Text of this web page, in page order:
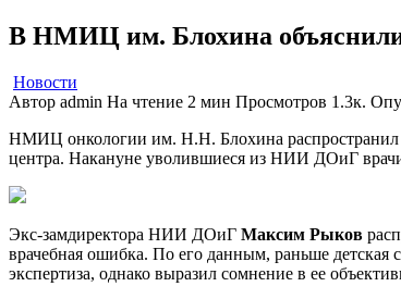
В НМИЦ им. Блохина объяснили
Новости
Автор admin На чтение 2 мин Просмотров 1.3к.
НМИЦ онкологии им. Н.Н. Блохина распространил
центра. Накануне уволившиеся из НИИ ДОиГ
Экс-замдиректора НИИ ДОиГ Максим Рыков
врачебная ошибка. По его данным, раньше детская
экспертиза, однако выразил сомнение в ее